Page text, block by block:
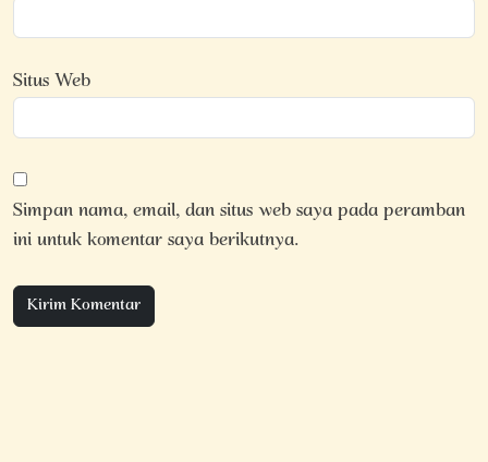
Situs Web
Simpan nama, email, dan situs web saya pada peramban
ini untuk komentar saya berikutnya.